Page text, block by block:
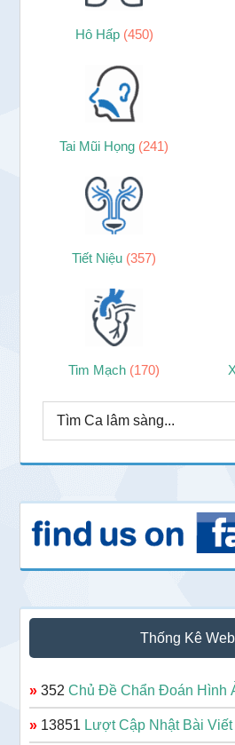
Hô Hấp (450)
Tai Mũi Họng (241)
Tiết Niệu (357)
Tim Mạch (170)
Thống Kê
» 352Chủ Đề Chẩn Đoán Hình
» 13851 Lượt Cập Nhật Bài Viết